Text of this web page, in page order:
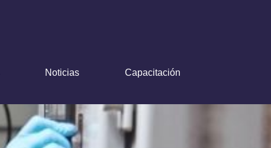
Noticias Capacitación